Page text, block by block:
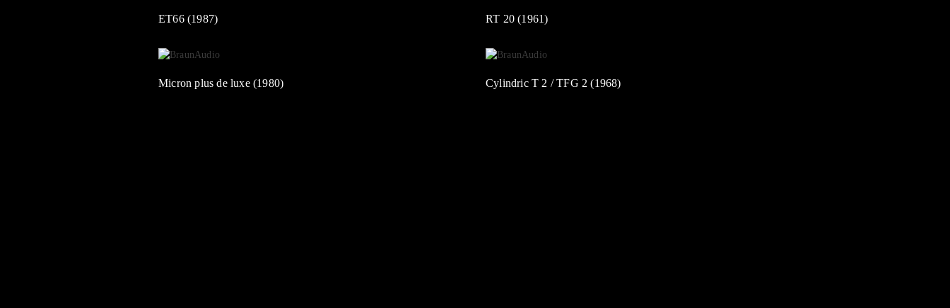
ET66 (1987) RT 20 (1961)
Micron plus de luxe (1980) Cylindric T 2 / TFG 2 (1968)